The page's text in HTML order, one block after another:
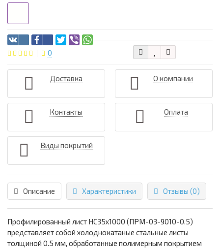
0
Доставка О компании
Контакты Оплата
Виды покрытий
Описание Характеристики Отзывы (0)
Профилированный лист НС35х1000 (ПРМ-03-9010-0.5)
представляет собой холоднокатаные стальные листы
толщиной 0.5 мм, обработанные полимерным покрытием